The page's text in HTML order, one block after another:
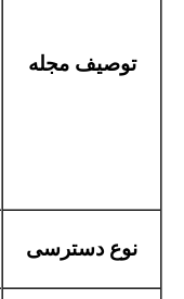
توصیف مجله
نوع دسترسی